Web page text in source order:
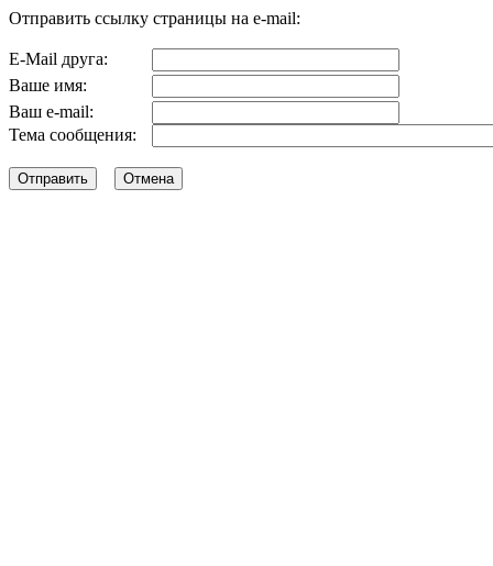
Отправить ссылку страницы на e-mail:
E-Mail друга:
Ваше имя:
Ваш e-mail:
Тема сообщения: